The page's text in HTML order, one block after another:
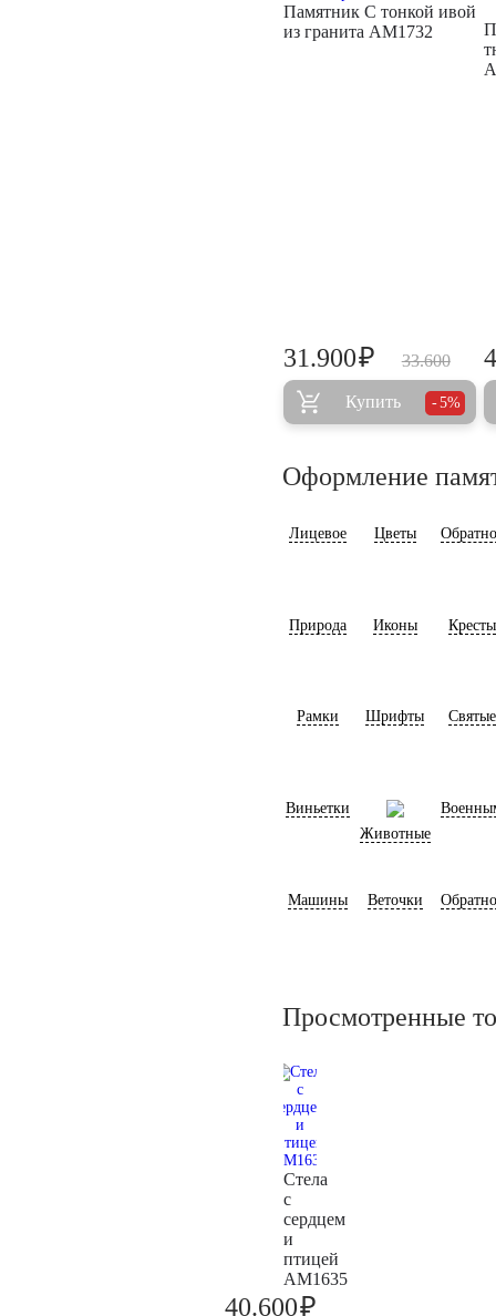
Памятник С тонкой ивой
из гранита AM1732
33.600
31.900₽
Купить 5%
Оформление
Лицевое Цветы
Природа Иконы Кресты
Рамки Шрифты Святые
Виньетки
Животные
Машины Веточки
Просмотренные
Стела
с
сердцем
и
птицей
AM1635
40.600₽